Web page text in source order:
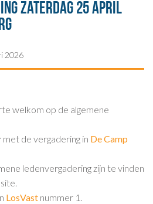
zaterdag 25 april
2026
welkom op de algemene
met de vergadering in De Camp
ledenvergadering zijn te vinden
LosVast nummer 1.